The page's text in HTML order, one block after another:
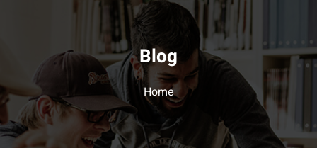
Blog
Home